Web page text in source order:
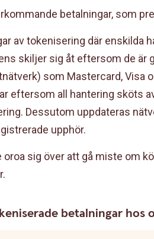
betalningar, som
av tokenisering där enskilda
skiljer sig åt eftersom de är
som Mastercard, Visa
eftersom all hantering sköts
Dessutom uppdateras
upphör.
sig över att gå miste om
betalningar hos